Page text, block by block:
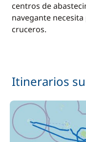
centros de
navegante
cruceros.
Itinerarios